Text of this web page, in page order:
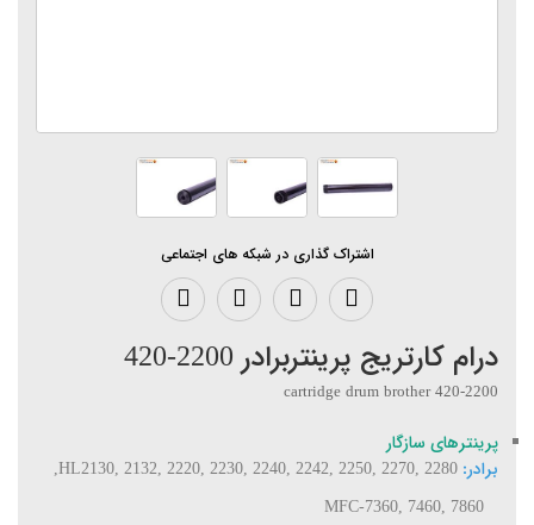
اشتراک گذاری در شبکه های اجتماعی
درام کارتریج پرینتربرادر 2200-420
cartridge drum brother 420-2200
پرینترهای سازگار
برادر: HL2130, 2132, 2220, 2230, 2240, 2242, 2250, 2270, 2280,